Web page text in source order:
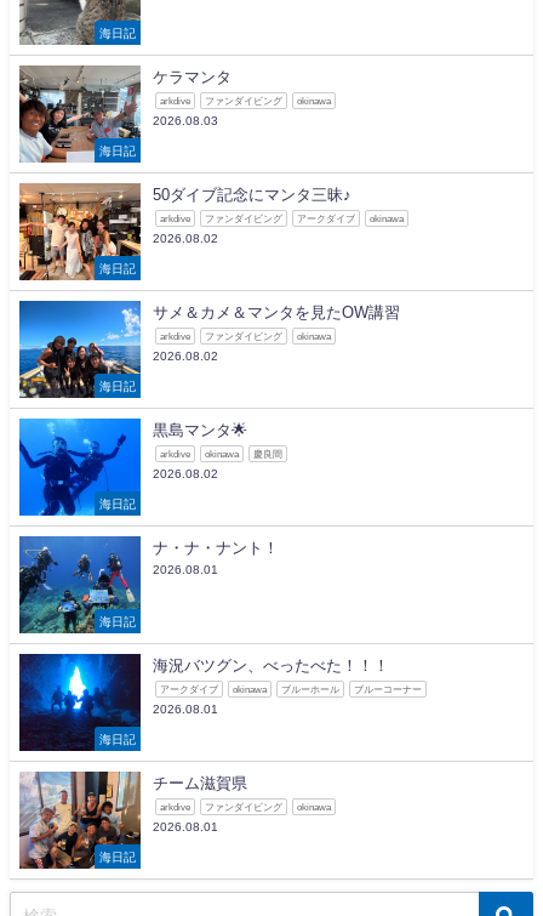
海日記
海日記
ケラマンタ
arkdive ファンダイビング okinawa
2026.08.03
海日記
50ダイブ記念にマンタ三昧♪
arkdive ファンダイビング アークダイブ okinawa
2026.08.02
海日記
サメ＆カメ＆マンタを見たOW講習
arkdive ファンダイビング okinawa
2026.08.02
海日記
黒島マンタ🌟
arkdive okinawa 慶良間
2026.08.02
海日記
ナ・ナ・ナント！
2026.08.01
海日記
海況バツグン、べったべた！！！
アークダイブ okinawa ブルーホール ブルーコーナー
2026.08.01
海日記
チーム滋賀県
arkdive ファンダイビング okinawa
2026.08.01